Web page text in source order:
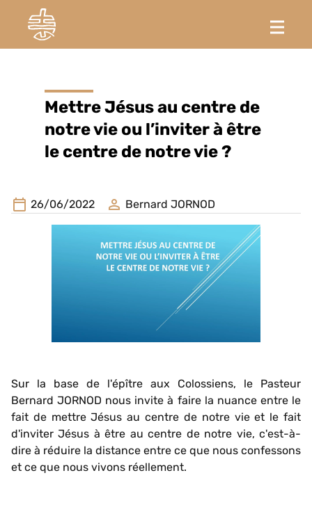
Mettre Jésus au centre de
notre vie ou l’inviter à être
le centre de notre vie ?
26/06/2022 Bernard JORNOD
Sur la base de l'épître aux Colossiens, le Pasteur
Bernard JORNOD nous invite à faire la nuance entre le
fait de mettre Jésus au centre de notre vie et le fait
d'inviter Jésus à être au centre de notre vie, c'est-à-
dire à réduire la distance entre ce que nous confessons
et ce que nous vivons réellement.